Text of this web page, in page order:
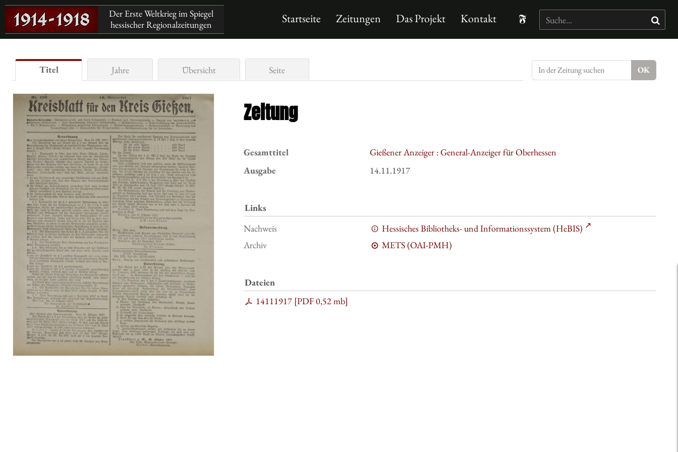
Der Erste Weltkrieg im Spiegel
hessischer Regionalzeitungen
Startseite Zeitungen Das Projekt Kontakt
Titel Jahre Übersicht Seite
Zeitung
Gesamttitel
Gießener Anzeiger : General-Anzeiger für Oberhessen
Ausgabe
14.11.1917
Links
Nachweis
Hessisches Bibliotheks- und Informationssystem (HeBIS)
Archiv
METS (OAI-PMH)
Dateien
14111917 [PDF0,52 mb]